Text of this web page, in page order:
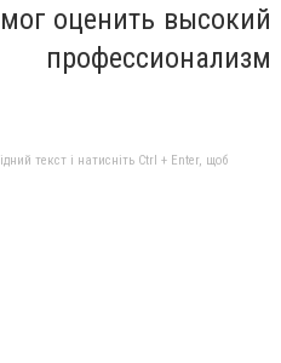
оценить высокий
текст і натисніть Ctrl + Enter, щоб